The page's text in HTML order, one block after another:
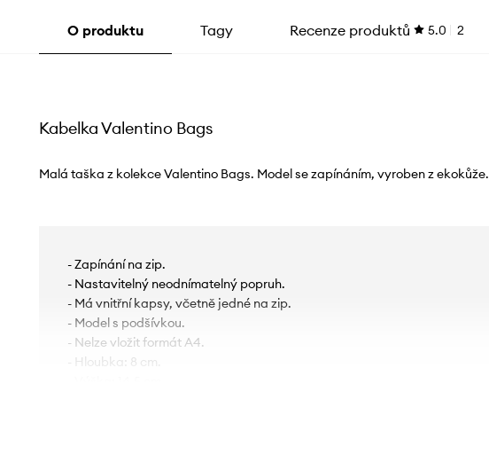
O produktu Tagy Recenze produktů 5.0 2
Kabelka Valentino Bags
Malá taška z kolekce Valentino Bags. Model se zapínáním, vyroben z ekokůže.
- Zapínání na zip.
- Nastavitelný neodnímatelný popruh.
- Má vnitřní kapsy, včetně jedné na zip.
- Model s podšívkou.
- Nelze vložit formát A4.
- Hloubka: 8 cm.